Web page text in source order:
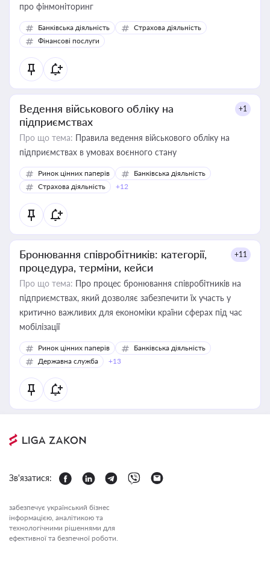
про фінмоніторинг
Банківська діяльність
Страхова діяльність
Фінансові послуги
Ведення військового обліку на
підприємствах
+1
Про що тема: Правила ведення військового обліку на
підприємствах в умовах воєнного стану
Ринок цінних паперів
Банківська діяльність
Страхова діяльність
+12
Бронювання співробітників: категорії,
процедура, терміни, кейси
+11
Про що тема: Про процес бронювання співробітників на
підприємствах, який дозволяє забезпечити їх участь у
критично важливих для економіки країни сферах під час
мобілізації
Ринок цінних паперів
Банківська діяльність
Державна служба
+13
Зв'язатися:
забезпечує український бізнес
інформацією, аналітикою та
технологічними рішеннями для
ефективної та безпечної роботи.